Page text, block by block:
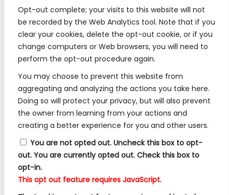
Opt-out complete; your visits to this website will not
be recorded by the Web Analytics tool. Note that if you
clear your cookies, delete the opt-out cookie, or if you
change computers or Web browsers, you will need to
perform the opt-out procedure again.
You may choose to prevent this website from
aggregating and analyzing the actions you take here.
Doing so will protect your privacy, but will also prevent
the owner from learning from your actions and
creating a better experience for you and other users.
You are not opted out. Uncheck this box to opt-
out. You are currently opted out. Check this box to
opt-in.
This opt out feature requires JavaScript.
REGULAMINY:
Regulamin
RODO
Regulamin Konkursów
INFORMACJE:
Wysyłka i Dostawa
Metody Płatności w Naszym Sklepie
Kontakt